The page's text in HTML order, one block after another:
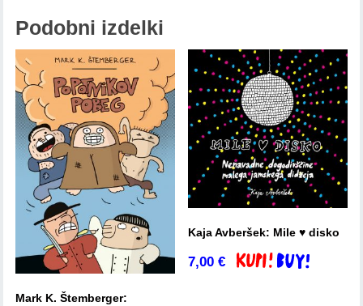
Podobni izdelki
Mark K. Štemberger:
Kaja Avberšek: Mile ♥ disko
7,00€ Dodaj v košarico